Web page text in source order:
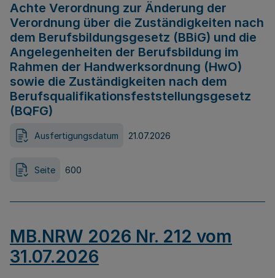
Achte Verordnung zur Änderung der
Verordnung über die Zuständigkeiten nach
dem Berufsbildungsgesetz (BBiG) und die
Angelegenheiten der Berufsbildung im
Rahmen der Handwerksordnung (HwO)
sowie die Zuständigkeiten nach dem
Berufsqualifikationsfeststellungsgesetz
(BQFG)
Ausfertigungsdatum 21.07.2026
Seite 600
MB.NRW 2026 Nr. 212 vom
31.07.2026